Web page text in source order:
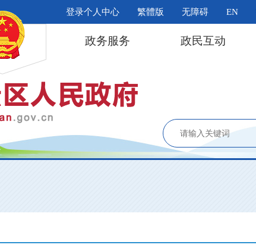
登录个人中心 繁體版 无障碍 EN
政务服务 政民互动